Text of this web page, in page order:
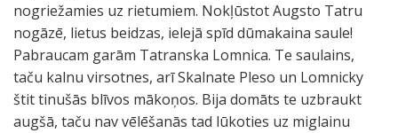
nogriežamies uz rietumiem. Nokļūstot Augsto Tatru
nogāzē, lietus beidzas, ielejā spīd dūmakaina saule!
Pabraucam garām Tatranska Lomnica. Te saulains,
taču kalnu virsotnes, arī Skalnate Pleso un Lomnicky
štit tinušās blīvos mākoņos. Bija domāts te uzbraukt
augšā, taču nav vēlēšanās tad lūkoties uz miglainu